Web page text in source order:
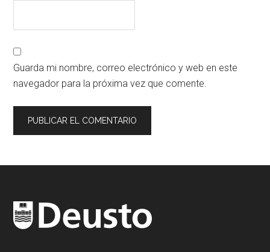
Guarda mi nombre, correo electrónico y web en este
navegador para la próxima vez que comente.